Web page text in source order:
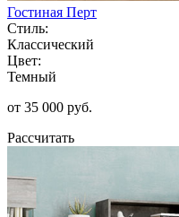
Гостиная Перт
Стиль:
Классический
Цвет:
Темный
от 35 000 руб.
Рассчитать